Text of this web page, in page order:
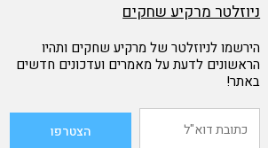
ניוזלטר מרקיע שחקים
הירשמו לניוזלטר של מרקיע שחקים ותהיו
הראשונים לדעת על מאמרים ועדכונים חדשים
באתר!